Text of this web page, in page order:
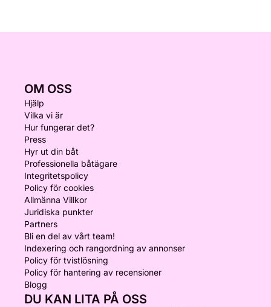
OM OSS
Hjälp
Vilka vi är
Hur fungerar det?
Press
Hyr ut din båt
Professionella båtägare
Integritetspolicy
Policy för cookies
Allmänna Villkor
Juridiska punkter
Partners
Bli en del av vårt team!
Indexering och rangordning av annonser
Policy för tvistlösning
Policy för hantering av recensioner
Blogg
DU KAN LITA PÅ OSS